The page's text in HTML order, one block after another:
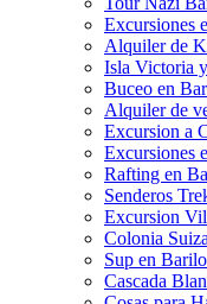
Excursiones
Alquiler de
Isla Victoria
Buceo en
Alquiler de
Excursion a
Excursiones
Rafting en
Senderos
Excursion
Colonia
Sup en
Cascada